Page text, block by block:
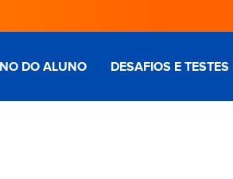
DO ALUNO DESAFIOS E TESTES